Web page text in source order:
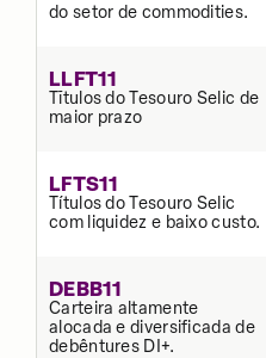
do setor de commodities.
LLFT11
Tĩtulos do Tesouro Selic de
maior prazo
LFTS11
Títulos do Tesouro Selic
com liquidez e baixo custo.
DEBB11
Carteira altamente
alocada e diversificada de
debêntures DI+.